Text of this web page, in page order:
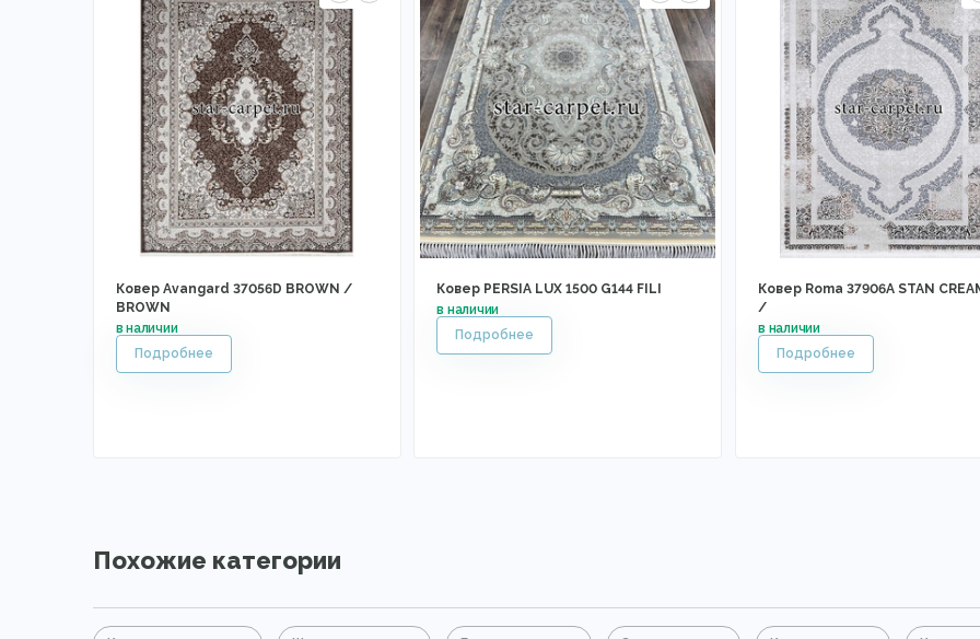
Ковер Avangard 37056D BROWN /
BROWN
Ковер PERSIA LUX 1500 G144 FILI
Ковер Roma 37906A STAN
/
Похожие категории